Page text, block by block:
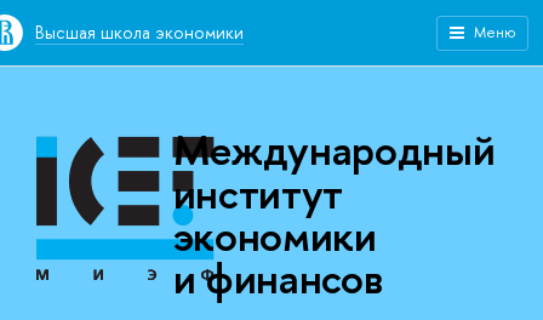
Высшая школа экономики Меню
Международный
институт
экономики
и финансов